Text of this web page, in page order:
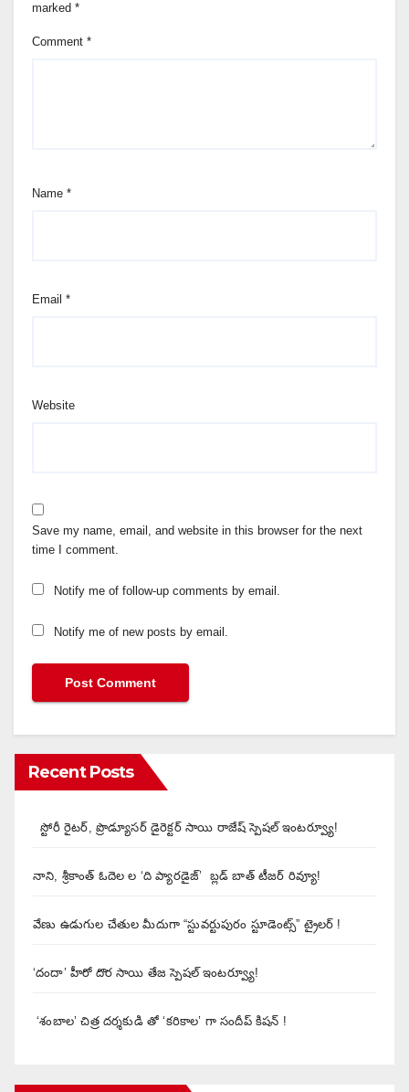
marked *
Comment *
Name *
Email *
Website
Save my name, email, and website in this browser for the next
time I comment.
Notify me of follow-up comments by email.
Notify me of new posts by email.
Recent Posts
స్టోరీ రైటర్, ప్రొడ్యూసర్ డైరెక్టర్ సాయి రాజేష్ స్పెషల్ ఇంటర్వ్యూ!
నాని, శ్రీకాంత్ ఓదెల ల ‘ది ప్యారడైజ్’ బ్లడ్ బాత్ టీజర్ రివ్యూ!
వేణు ఉడుగుల చేతుల మీదుగా “స్టువర్టుపురం స్టూడెంట్స్” ట్రైలర్ !
‘దందా’ హీరో దొర సాయి తేజ స్పెషల్ ఇంటర్వ్యూ!
‘శంబాల’ చిత్ర దర్శకుడి తో ‘కరికాల’ గా సందీప్ కిషన్ !